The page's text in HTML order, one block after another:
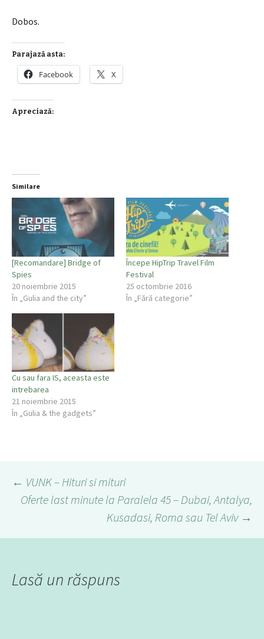
Dobos.
Parajază asta:
Facebook X
Apreciază:
Similare
[Recomandare] Bridge of
Spies
20 noiembrie 2015
În „Gulia and the city”
Începe HipTrip Travel Film
Festival
25 octombrie 2016
În „Fără categorie”
Cu sau fara IS, aceasta este
intrebarea
21 noiembrie 2015
În „Gulia & the gadgets”
Navigare
în
articol
← VUNK – Hituri si mituri
Oferte last minute la Paralela 45 – Dubai, Antalya,
Kusadasi, Roma sau Tel Aviv →
Lasă un răspuns